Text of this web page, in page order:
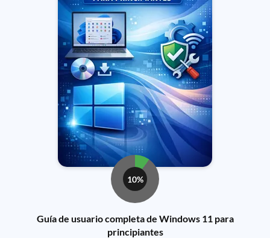
10%
Guía de usuario completa de Windows 11 para
principiantes